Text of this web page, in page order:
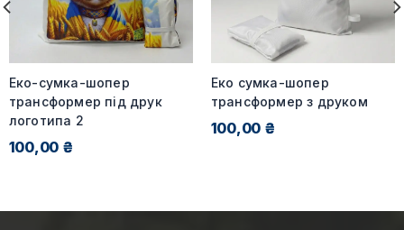
Еко-сумка-шопер
трансформер під друк
логотипа 2
100,00 ₴
Еко сумка-шопер
трансформер з друком
100,00 ₴